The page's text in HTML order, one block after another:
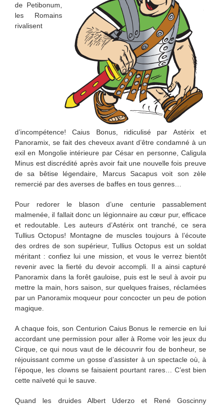
de Petibonum,
les Romains
rivalisent
d’incompétence! Caius Bonus, ridiculisé par Astérix et
Panoramix, se fait des cheveux avant d’être condamné à un
exil en Mongolie intérieure par César en personne, Caligula
Minus est discrédité après avoir fait une nouvelle fois preuve
de sa bêtise légendaire, Marcus Sacapus voit son zèle
remercié par des averses de baffes en tous genres…
Pour redorer le blason d’une centurie passablement
malmenée, il fallait donc un légionnaire au cœur pur, efficace
et redoutable. Les auteurs d’Astérix ont tranché, ce sera
Tullius Octopus! Montagne de muscles toujours à l’écoute
des ordres de son supérieur, Tullius Octopus est un soldat
méritant : confiez lui une mission, et vous le verrez bientôt
revenir avec la fierté du devoir accompli. Il a ainsi capturé
Panoramix dans la forêt gauloise, puis est le seul à avoir pu
mettre la main, hors saison, sur quelques fraises, réclamées
par un Panoramix moqueur pour concocter un peu de potion
magique.
A chaque fois, son Centurion Caius Bonus le remercie en lui
accordant une permission pour aller à Rome voir les jeux du
Cirque, ce qui nous vaut de le découvrir fou de bonheur, se
réjouissant comme un gosse d’assister à un spectacle où, à
l’époque, les clowns se faisaient pourtant rares… C’est bien
cette naïveté qui le sauve.
Quand les druides Albert Uderzo et René Goscinny